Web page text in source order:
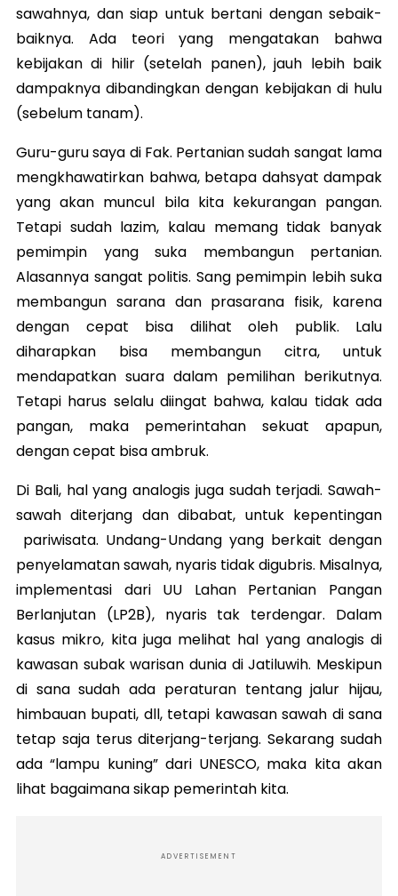
sawahnya, dan siap untuk bertani dengan sebaik-
baiknya. Ada teori yang mengatakan bahwa
kebijakan di hilir (setelah panen), jauh lebih baik
dampaknya dibandingkan dengan kebijakan di hulu
(sebelum tanam).
Guru-guru saya di Fak. Pertanian sudah sangat lama
mengkhawatirkan bahwa, betapa dahsyat dampak
yang akan muncul bila kita kekurangan pangan.
Tetapi sudah lazim, kalau memang tidak banyak
pemimpin yang suka membangun pertanian.
Alasannya sangat politis. Sang pemimpin lebih suka
membangun sarana dan prasarana fisik, karena
dengan cepat bisa dilihat oleh publik. Lalu
diharapkan bisa membangun citra, untuk
mendapatkan suara dalam pemilihan berikutnya.
Tetapi harus selalu diingat bahwa, kalau tidak ada
pangan, maka pemerintahan sekuat apapun,
dengan cepat bisa ambruk.
Di Bali, hal yang analogis juga sudah terjadi. Sawah-
sawah diterjang dan dibabat, untuk kepentingan
pariwisata. Undang-Undang yang berkait dengan
penyelamatan sawah, nyaris tidak digubris. Misalnya,
implementasi dari UU Lahan Pertanian Pangan
Berlanjutan (LP2B), nyaris tak terdengar. Dalam
kasus mikro, kita juga melihat hal yang analogis di
kawasan subak warisan dunia di Jatiluwih. Meskipun
di sana sudah ada peraturan tentang jalur hijau,
himbauan bupati, dll, tetapi kawasan sawah di sana
tetap saja terus diterjang-terjang. Sekarang sudah
ada “lampu kuning” dari UNESCO, maka kita akan
lihat bagaimana sikap pemerintah kita.
ADVERTISEMENT